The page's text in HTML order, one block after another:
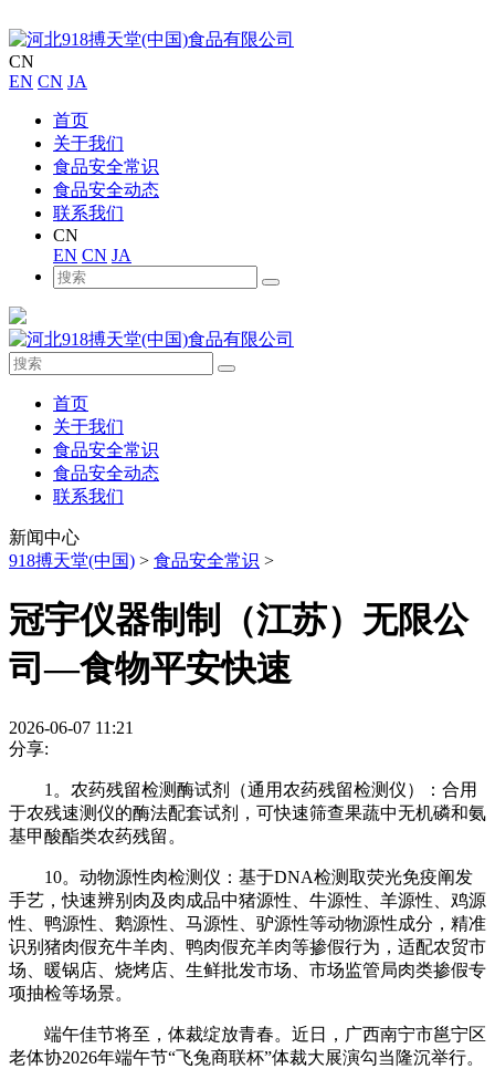
CN
EN CN JA
首页
关于我们
食品安全常识
食品安全动态
联系我们
CN
EN CN JA
首页
关于我们
食品安全常识
食品安全动态
联系我们
新闻中心
918搏天堂(中国) > 食品安全常识 >
冠宇仪器制制（江苏）无限公
司—食物平安快速
2026-06-07 11:21
分享:
1。农药残留检测酶试剂（通用农药残留检测仪）：合用
于农残速测仪的酶法配套试剂，可快速筛查果蔬中无机磷和氨
基甲酸酯类农药残留。
10。动物源性肉检测仪：基于DNA检测取荧光免疫阐发
手艺，快速辨别肉及肉成品中猪源性、牛源性、羊源性、鸡源
性、鸭源性、鹅源性、马源性、驴源性等动物源性成分，精准
识别猪肉假充牛羊肉、鸭肉假充羊肉等掺假行为，适配农贸市
场、暖锅店、烧烤店、生鲜批发市场、市场监管局肉类掺假专
项抽检等场景。
端午佳节将至，体裁绽放青春。近日，广西南宁市邕宁区
老体协2026年端午节“飞兔商联杯”体裁大展演勾当隆沉举行。